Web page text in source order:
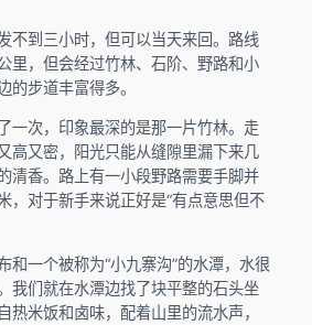
不到三小时，但可以当天来回。路线
里，但会经过竹林、石阶、野路和小
的步道丰富得多。
一次，印象最深的是那一片竹林。走
高又密，阳光只能从缝隙里漏下来几
清香。路上有一小段野路需要手脚并
，对于新手来说正好是“有点意思但不
和一个被称为“小九寨沟”的水潭，水很
我们就在水潭边找了块平整的石头坐
热米饭和卤味，配着山里的流水声，